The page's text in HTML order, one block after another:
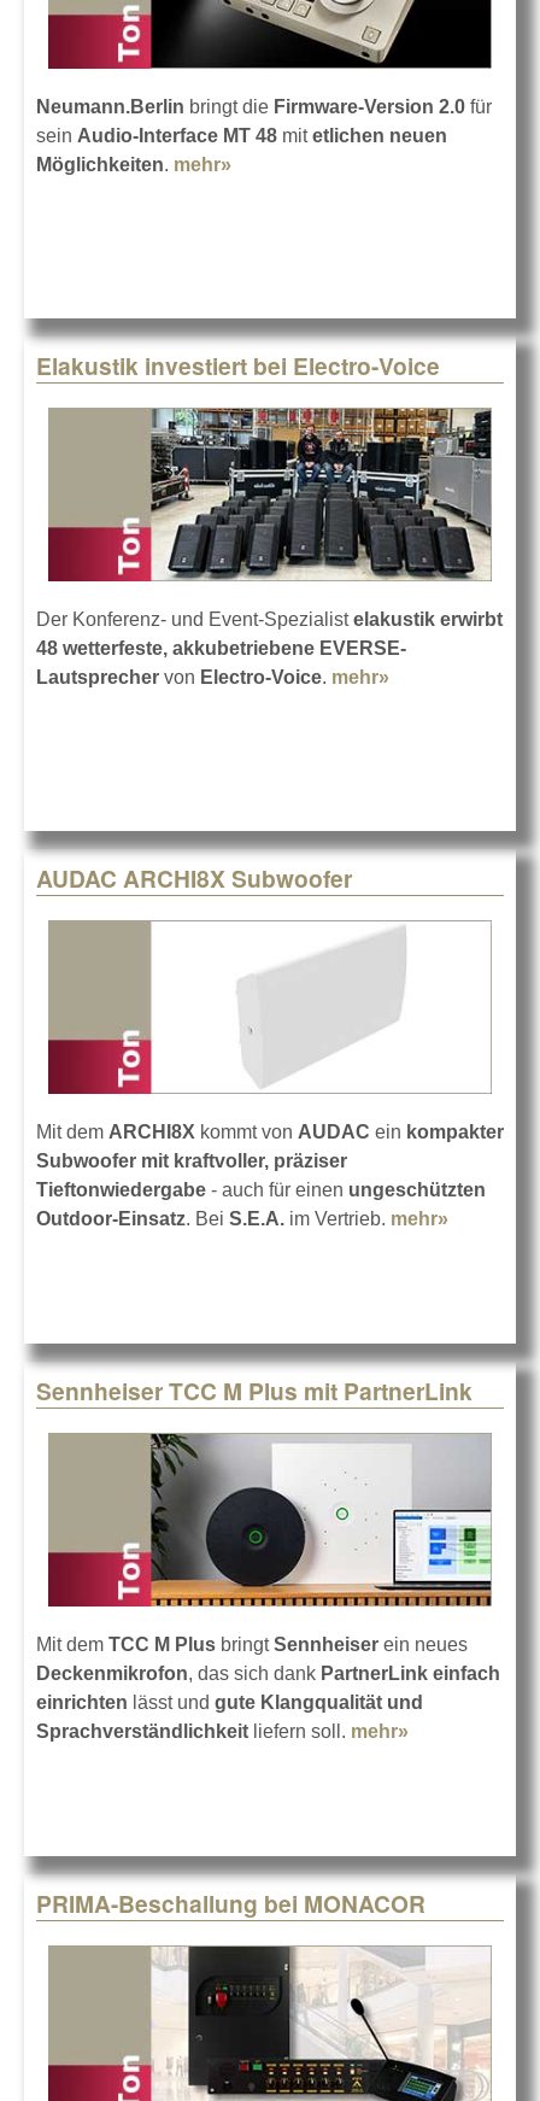
Neumann.Berlin bringt die Firmware-Version 2.0 für
sein Audio-Interface MT 48 mitetlichen neuen
Möglichkeiten. mehr»
Elakustik investiert bei Electro-Voice
Der Konferenz- und Event-Spezialistelakustik erwirbt
48 wetterfeste, akkubetriebene EVERSE-
Lautsprecher von Electro-Voice. mehr»
AUDAC ARCHI8X Subwoofer
Mit dem ARCHI8X kommt von AUDAC ein kompakter
Subwoofer mit kraftvoller, präziser
Tieftonwiedergabe - auch für einen ungeschützten
Outdoor-Einsatz. Bei S.E.A. im Vertrieb. mehr»
Sennheiser TCC M Plus mit PartnerLink
Mit dem TCC M Plus bringtSennheiser ein neues
Deckenmikrofon, das sich dank PartnerLink einfach
einrichten lässt und gute Klangqualität und
Sprachverständlichkeit liefern soll. mehr»
PRIMA-Beschallung bei MONACOR